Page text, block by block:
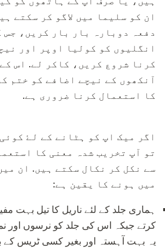
ان کو سلیما میں لاگو کر سکتے
دفعہ دوبارہ بار بار کریں، جس
انگلیوں کو کولیا اوپر اور
کرنا شروع کریں، کاکر لے. اس
آنکھوں کے نیچے اضافے کو ختم
کا استعمال کرنا ضروری ہے.
اگر میک اپ کو ہٹانے کے لۓ
تو آپ تخریب شدہ معنی کا
سے نکل کر نکال سکتے ہیں. ان
میں ہونے کا یقین ہے:
ہماری جلد کے لئے ناریل کا تیل بہت
کرتے جبکہ اس کی جلد کو نرسوں اور
یہ بہت آہستہ اور بغیر کسی ٹریس کے